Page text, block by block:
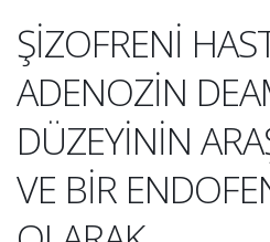
ŞİZOFRENİ
ADENOZİN
DÜZEYİNİN
VE BİR